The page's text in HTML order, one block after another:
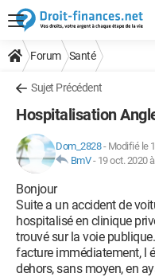
Forum Santé
Sujet Précédent
Hospitalisation
Dom_2828- Modifié le
BmV- 19 oct. 2020
Bonjour
Suite a un accident de
hospitalisé en clinique
trouvé sur la voie
facture immédiatement, l
dehors, sans moyen, en